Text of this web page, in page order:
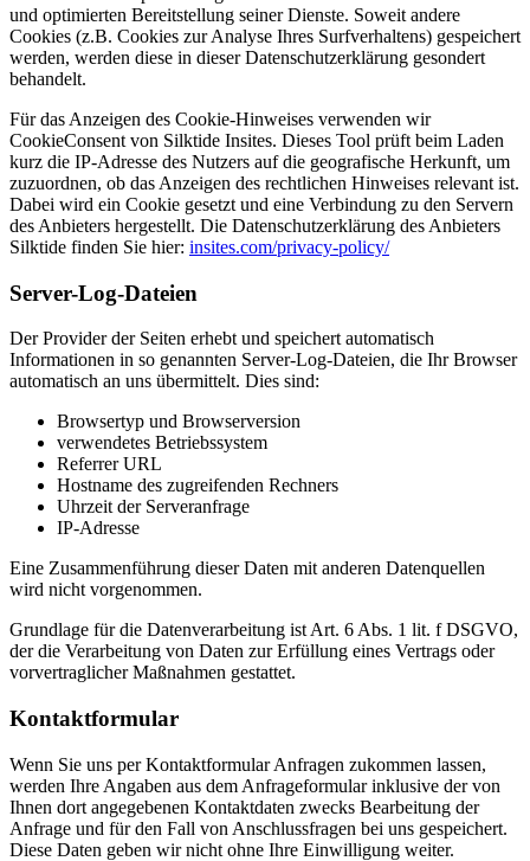
und optimierten Bereitstellung seiner Dienste. Soweit andere
Cookies (z.B. Cookies zur Analyse Ihres Surfverhaltens) gespeichert
werden, werden diese in dieser Datenschutzerklärung gesondert
behandelt.
Für das Anzeigen des Cookie-Hinweises verwenden wir
CookieConsent von Silktide Insites. Dieses Tool prüft beim Laden
kurz die IP-Adresse des Nutzers auf die geografische Herkunft, um
zuzuordnen, ob das Anzeigen des rechtlichen Hinweises relevant ist.
Dabei wird ein Cookie gesetzt und eine Verbindung zu den Servern
des Anbieters hergestellt. Die Datenschutzerklärung des Anbieters
Silktide finden Sie hier: insites.com/privacy-policy/
Server-Log-Dateien
Der Provider der Seiten erhebt und speichert automatisch
Informationen in so genannten Server-Log-Dateien, die Ihr Browser
automatisch an uns übermittelt. Dies sind:
Browsertyp und Browserversion
verwendetes Betriebssystem
Referrer URL
Hostname des zugreifenden Rechners
Uhrzeit der Serveranfrage
IP-Adresse
Eine Zusammenführung dieser Daten mit anderen Datenquellen
wird nicht vorgenommen.
Grundlage für die Datenverarbeitung ist Art. 6 Abs. 1 lit. f DSGVO,
der die Verarbeitung von Daten zur Erfüllung eines Vertrags oder
vorvertraglicher Maßnahmen gestattet.
Kontaktformular
Wenn Sie uns per Kontaktformular Anfragen zukommen lassen,
werden Ihre Angaben aus dem Anfrageformular inklusive der von
Ihnen dort angegebenen Kontaktdaten zwecks Bearbeitung der
Anfrage und für den Fall von Anschlussfragen bei uns gespeichert.
Diese Daten geben wir nicht ohne Ihre Einwilligung weiter.